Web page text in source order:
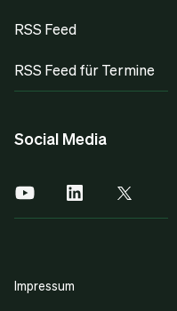
RSS Feed
RSS Feed für Termine
Social Media
Impressum